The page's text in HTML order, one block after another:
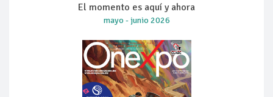
El momento es aquí y ahora
mayo - junio 2026